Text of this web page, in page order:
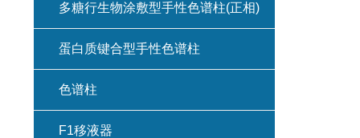
多糖行生物涂敷型手性色谱柱(正相)
蛋白质键合型手性色谱柱
色谱柱
F1移液器